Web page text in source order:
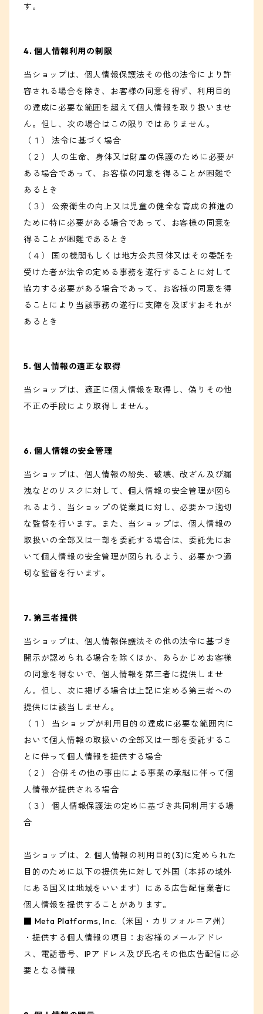
す。
4. 個人情報利用の制限
当ショップは、個人情報保護法その他の法令により許
容される場合を除き、お客様の同意を得ず、利用目的
の達成に必要な範囲を超えて個人情報を取り扱いませ
ん。但し、次の場合はこの限りではありません。
（１） 法令に基づく場合
（２） 人の生命、身体又は財産の保護のために必要が
ある場合であって、お客様の同意を得ることが困難で
あるとき
（３） 公衆衛生の向上又は児童の健全な育成の推進の
ために特に必要がある場合であって、お客様の同意を
得ることが困難であるとき
（４） 国の機関もしくは地方公共団体又はその委託を
受けた者が法令の定める事務を遂行することに対して
協力する必要がある場合であって、お客様の同意を得
ることにより当該事務の遂行に支障を及ぼすおそれが
あるとき
5. 個人情報の適正な取得
当ショップは、適正に個人情報を取得し、偽りその他
不正の手段により取得しません。
6. 個人情報の安全管理
当ショップは、個人情報の紛失、破壊、改ざん及び漏
洩などのリスクに対して、個人情報の安全管理が図ら
れるよう、当ショップの従業員に対し、必要かつ適切
な監督を行います。また、当ショップは、個人情報の
取扱いの全部又は一部を委託する場合は、委託先にお
いて個人情報の安全管理が図られるよう、必要かつ適
切な監督を行います。
7. 第三者提供
当ショップは、個人情報保護法その他の法令に基づき
開示が認められる場合を除くほか、あらかじめお客様
の同意を得ないで、個人情報を第三者に提供しませ
ん。但し、次に掲げる場合は上記に定める第三者への
提供には該当しません。
（１） 当ショップが利用目的の達成に必要な範囲内に
おいて個人情報の取扱いの全部又は一部を委託するこ
とに伴って個人情報を提供する場合
（２） 合併その他の事由による事業の承継に伴って個
人情報が提供される場合
（３） 個人情報保護法の定めに基づき共同利用する場
合
当ショップは、2. 個人情報の利用目的(3)に定められた
目的のために以下の提供先に対して外国（本邦の域外
にある国又は地域をいいます）にある広告配信業者に
個人情報を提供することがあります。
■ Meta Platforms, Inc.（米国・カリフォルニア州）
・提供する個人情報の項目：お客様のメールアドレ
ス、電話番号、IPアドレス及び氏名その他広告配信に必
要となる情報